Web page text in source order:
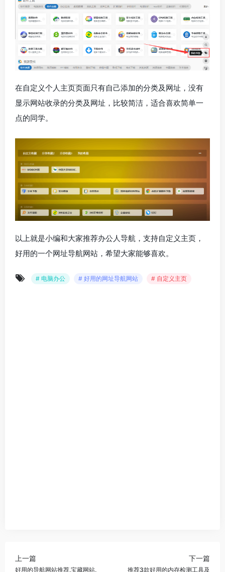
在自定义个人主页页面只有自己添加的分类及网址，没有
显示网站收录的分类及网址，比较简洁，适合喜欢简单一
点的同学。
以上就是小编和大家推荐办公人导航，支持自定义主页，
好用的一个网址导航网站，希望大家能够喜欢。
# 电脑办公 # 好用的网址导航网站 # 自定义主页
上一篇
好用的导航网站推荐,宝藏网站,
下一篇
推荐3款好用的内存检测工具及